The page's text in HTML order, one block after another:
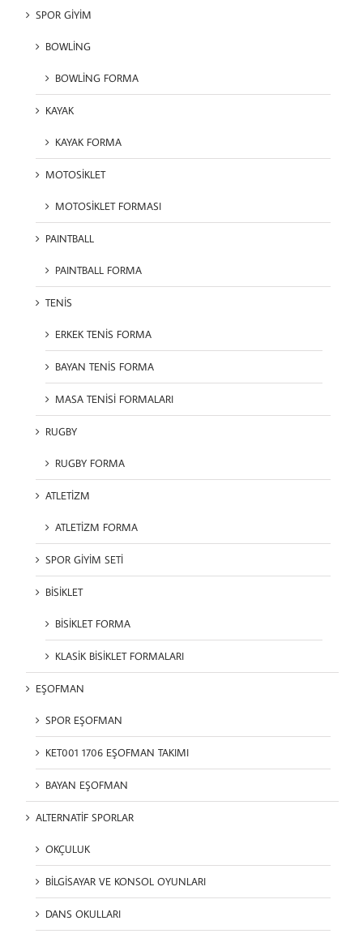
SPOR GİYİM
BOWLİNG
BOWLİNG FORMA
KAYAK
KAYAK FORMA
MOTOSİKLET
MOTOSİKLET FORMASI
PAINTBALL
PAINTBALL FORMA
TENİS
ERKEK TENİS FORMA
BAYAN TENİS FORMA
MASA TENİSİ FORMALARI
RUGBY
RUGBY FORMA
ATLETİZM
ATLETİZM FORMA
SPOR GİYİM SETİ
BİSİKLET
BİSİKLET FORMA
KLASİK BİSİKLET FORMALARI
EŞOFMAN
SPOR EŞOFMAN
KET001 1706 EŞOFMAN TAKIMI
BAYAN EŞOFMAN
ALTERNATİF SPORLAR
OKÇULUK
BİLGİSAYAR VE KONSOL OYUNLARI
DANS OKULLARI